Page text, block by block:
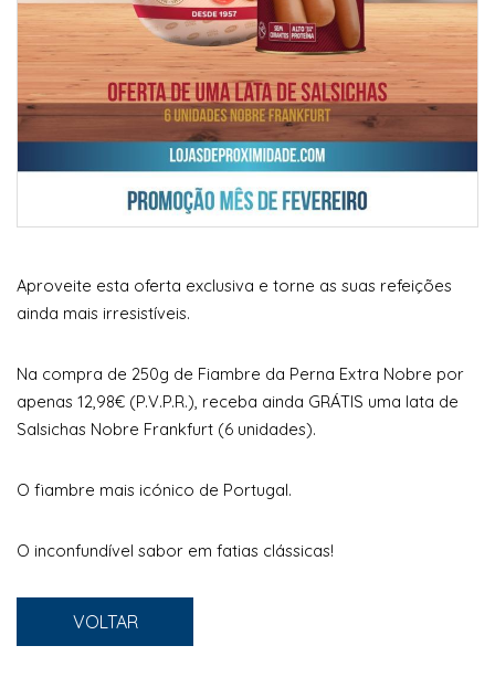
Aproveite esta oferta exclusiva e torne as suas refeições
ainda mais irresistíveis.
Na compra de 250g de Fiambre da Perna Extra Nobre por
apenas 12,98€ (P.V.P.R.), receba ainda GRÁTIS uma lata de
Salsichas Nobre Frankfurt (6 unidades).
O fiambre mais icónico de Portugal.
O inconfundível sabor em fatias clássicas!
VOLTAR